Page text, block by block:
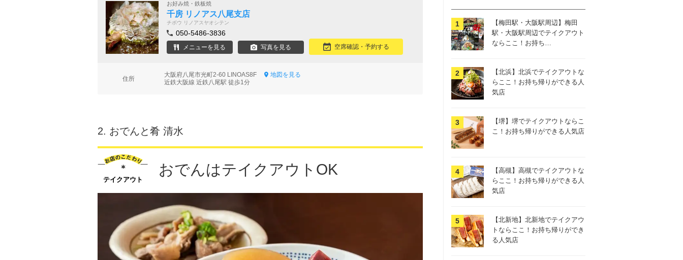
お好み焼・鉄板焼
千房 リノアス八尾支店
チボウ リノアスヤオシテン
050-5486-3836
メニューを見る 写真を見る 空席確認・予約する
住所
大阪府八尾市光町2-60 LINOAS8F
地図を見る
近鉄大阪線 近鉄八尾駅 徒歩1分
2. おでんと肴 清水
テイクアウト
おでんはテイクアウトOK
【梅田駅・大阪駅周辺】梅田
駅・大阪駅周辺でテイクアウト
ならここ！お持ち…
【北浜】北浜でテイクアウトな
らここ！お持ち帰りができる人
気店
【堺】堺でテイクアウトならこ
こ！お持ち帰りができる人気店
【高槻】高槻でテイクアウトな
らここ！お持ち帰りができる人
気店
【北新地】北新地でテイクアウ
トならここ！お持ち帰りができ
る人気店